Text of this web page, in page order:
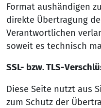
Format aushändigen
direkte Übertragung
Verantwortlichen
soweit es technisch
SSL- bzw. TLS-
Diese Seite nutzt aus
zum Schutz der